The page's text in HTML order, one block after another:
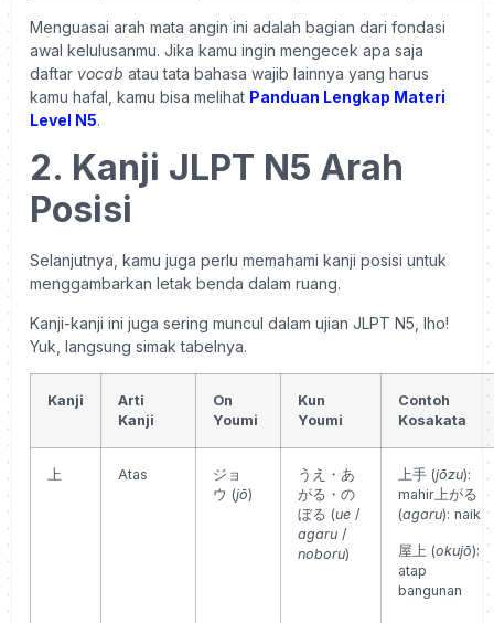
Menguasai arah mata angin ini adalah bagian dari fondasi
awal kelulusanmu. Jika kamu ingin mengecek apa saja
daftar vocab atau tata bahasa wajib lainnya yang harus
kamu hafal, kamu bisa melihat Panduan Lengkap Materi
Level N5.
2. Kanji JLPT N5 Arah
Posisi
Selanjutnya, kamu juga perlu memahami kanji posisi untuk
menggambarkan letak benda dalam ruang.
Kanji-kanji ini juga sering muncul dalam ujian JLPT N5, lho!
Yuk, langsung simak tabelnya.
Kanji
Arti
Kanji
On
Youmi
Kun
Youmi
Contoh
Kosakata
上 Atas
ジョ
ウ (jō)
うえ・あ
がる・の
ぼる (ue /
agaru /
noboru)
上手 (jōzu):
mahir上がる
(agaru): naik
屋上 (okujō):
atap
bangunan